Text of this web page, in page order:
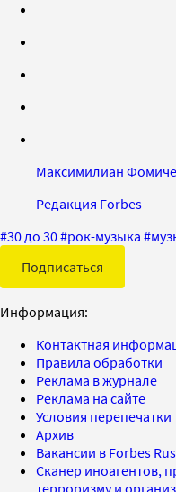
Максимилиан
Редакция Forbes
#30 до 30#рок-музыка #
Подписаться
Информация:
Контактная
Правила обработки
Реклама в журнале
Реклама на сайте
Условия перепечатки
Архив
Вакансии в Forbes
Сканер иноагентов,
терроризму и